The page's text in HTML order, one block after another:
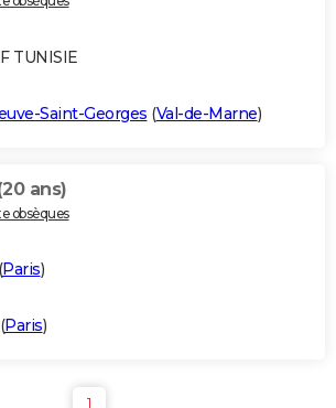
TUNISIE
Saint-Georges (Val-de-Marne)
ans)
obsèques
(Paris)
(Paris)
1